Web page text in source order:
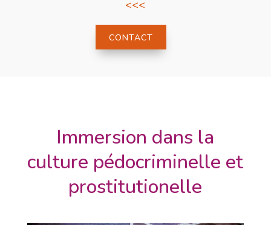
<<<
CONTACT
Immersion dans la
culture pédocriminelle et
prostitutionelle